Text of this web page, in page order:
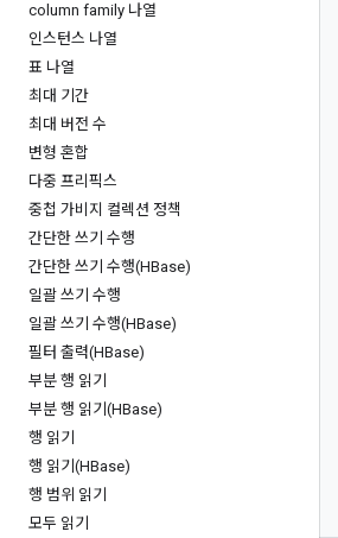
column family 나열
인스턴스 나열
표 나열
최대 기간
최대 버전 수
변형 혼합
다중 프리픽스
중첩 가비지 컬렉션 정책
간단한 쓰기 수행
간단한 쓰기 수행(HBase)
일괄 쓰기 수행
일괄 쓰기 수행(HBase)
필터 출력(HBase)
부분 행 읽기
부분 행 읽기(HBase)
행 읽기
행 읽기(HBase)
행 범위 읽기
모두 읽기